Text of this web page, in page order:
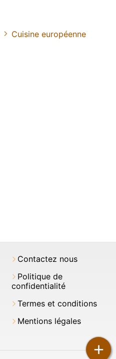
+
Cuisine européenne
Contactez nous
Politique de
confidentialité
Termes et conditions
Mentions légales